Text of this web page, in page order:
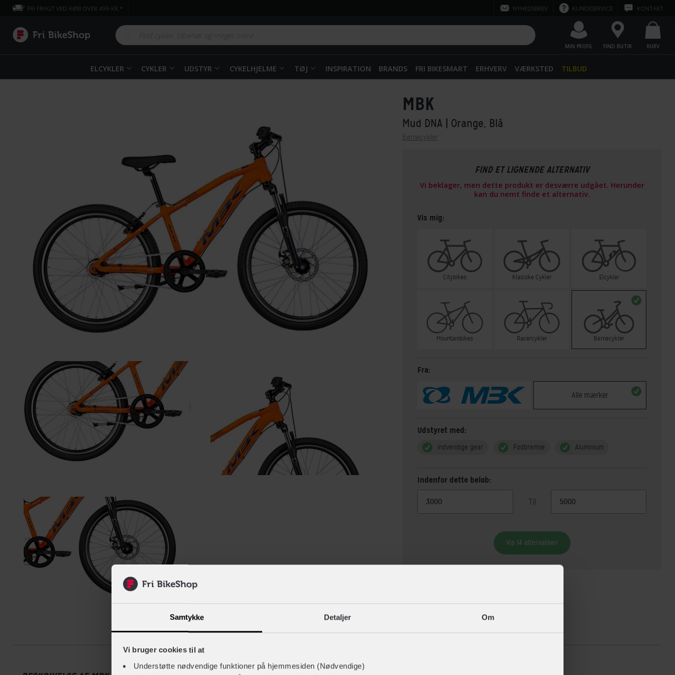
Samtykke Detaljer Om
Vi bruger cookies til at
Understøtte nødvendige funktioner på hjemmesiden (Nødvendige)
FRI FRAGT VED KØB OVER 499 KR.* NYHEDSBREV KUNDESERVICE KONTAKT
MIN PROFIL FIND BUTIK KURV
ELCYKLER CYKLER UDSTYR CYKELHJELME TØJ INSPIRATION BRANDS FRI BIKESMART ERHVERV VÆRKSTED TILBUD
MBK
Mud DNA | Orange, Blå
Børnecykler
FIND ET LIGNENDE ALTERNATIV
Vi beklager, men dette produkt er desværre udgået. Herunder
kan du nemt finde et alternativ.
Vis mig:
Citybikes Klasiske Cykler Elcykler
Mountainbikes Racercykler Børnecykler
Fra:
Alle mærker
Udstyret med:
Indvendige gear Fodbremse Aluminium
Indenfor dette beløb:
Til
Vis 14 alternativer
Beskrivelse